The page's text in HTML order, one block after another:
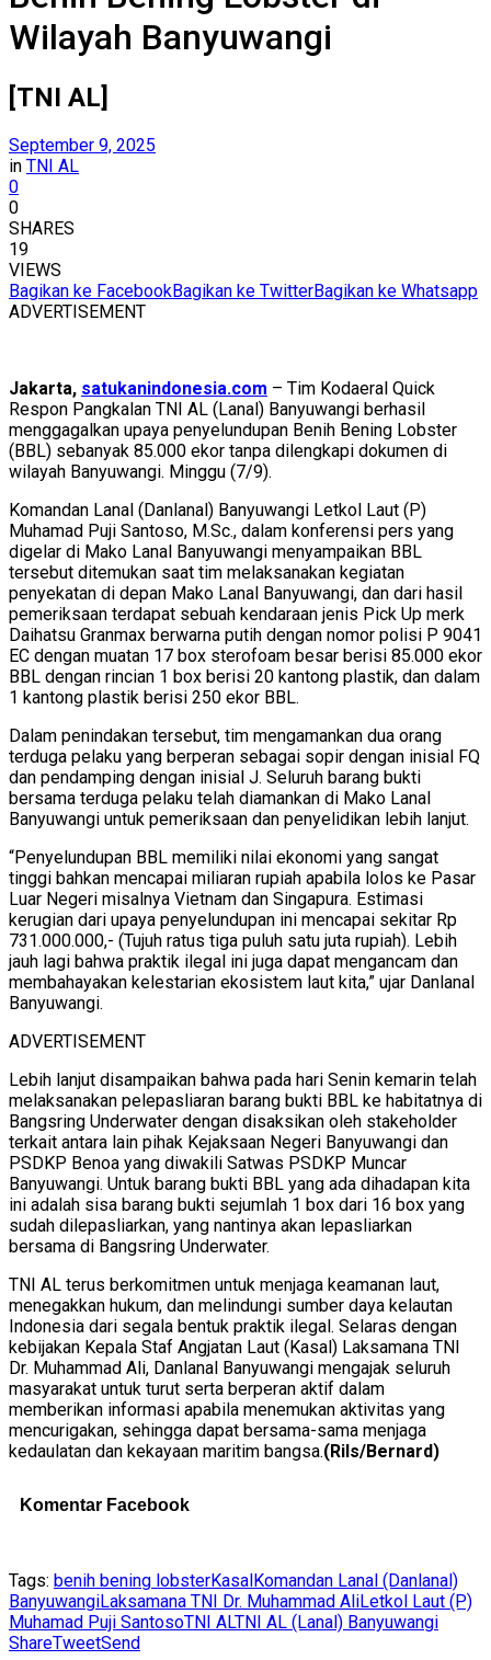
Wilayah Banyuwangi
[TNI AL]
September 9, 2025
in TNI AL
0
0
SHARES
19
VIEWS
Bagikan ke FacebookBagikan ke TwitterBagikan ke Whatsapp
ADVERTISEMENT
Jakarta, satukanindonesia.com – Tim Kodaeral Quick
Respon Pangkalan TNI AL (Lanal) Banyuwangi berhasil
menggagalkan upaya penyelundupan Benih Bening Lobster
(BBL) sebanyak 85.000 ekor tanpa dilengkapi dokumen di
wilayah Banyuwangi. Minggu (7/9).
Komandan Lanal (Danlanal) Banyuwangi Letkol Laut (P)
Muhamad Puji Santoso, M.Sc., dalam konferensi pers yang
digelar di Mako Lanal Banyuwangi menyampaikan BBL
tersebut ditemukan saat tim melaksanakan kegiatan
penyekatan di depan Mako Lanal Banyuwangi, dan dari hasil
pemeriksaan terdapat sebuah kendaraan jenis Pick Up merk
Daihatsu Granmax berwarna putih dengan nomor polisi P 9041
EC dengan muatan 17 box sterofoam besar berisi 85.000 ekor
BBL dengan rincian 1 box berisi 20 kantong plastik, dan dalam
1 kantong plastik berisi 250 ekor BBL.
Dalam penindakan tersebut, tim mengamankan dua orang
terduga pelaku yang berperan sebagai sopir dengan inisial FQ
dan pendamping dengan inisial J. Seluruh barang bukti
bersama terduga pelaku telah diamankan di Mako Lanal
Banyuwangi untuk pemeriksaan dan penyelidikan lebih lanjut.
“Penyelundupan BBL memiliki nilai ekonomi yang sangat
tinggi bahkan mencapai miliaran rupiah apabila lolos ke Pasar
Luar Negeri misalnya Vietnam dan Singapura. Estimasi
kerugian dari upaya penyelundupan ini mencapai sekitar Rp
731.000.000,- (Tujuh ratus tiga puluh satu juta rupiah). Lebih
jauh lagi bahwa praktik ilegal ini juga dapat mengancam dan
membahayakan kelestarian ekosistem laut kita,” ujar Danlanal
Banyuwangi.
ADVERTISEMENT
Lebih lanjut disampaikan bahwa pada hari Senin kemarin telah
melaksanakan pelepasliaran barang bukti BBL ke habitatnya di
Bangsring Underwater dengan disaksikan oleh stakeholder
terkait antara lain pihak Kejaksaan Negeri Banyuwangi dan
PSDKP Benoa yang diwakili Satwas PSDKP Muncar
Banyuwangi. Untuk barang bukti BBL yang ada dihadapan kita
ini adalah sisa barang bukti sejumlah 1 box dari 16 box yang
sudah dilepasliarkan, yang nantinya akan lepasliarkan
bersama di Bangsring Underwater.
TNI AL terus berkomitmen untuk menjaga keamanan laut,
menegakkan hukum, dan melindungi sumber daya kelautan
Indonesia dari segala bentuk praktik ilegal. Selaras dengan
kebijakan Kepala Staf Angjatan Laut (Kasal) Laksamana TNI
Dr. Muhammad Ali, Danlanal Banyuwangi mengajak seluruh
masyarakat untuk turut serta berperan aktif dalam
memberikan informasi apabila menemukan aktivitas yang
mencurigakan, sehingga dapat bersama-sama menjaga
kedaulatan dan kekayaan maritim bangsa.(Rils/Bernard)
Komentar Facebook
Tags: benih bening lobsterKasal Komandan Lanal (Danlanal)
BanyuwangiLaksamana TNI Dr. Muhammad AliLetkol Laut (P)
Muhamad Puji SantosoTNI ALTNI AL (Lanal) Banyuwangi
ShareTweetSend